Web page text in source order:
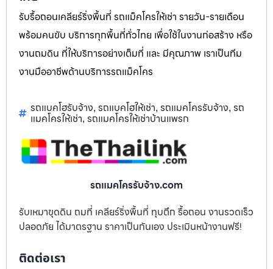
รับรื้อถอนเคลียร์ริ่งพื้นที่ รถแม็คโครให้เช่า รายวัน-รายเดือน
พร้อมคนขับ บริการทุกพื้นที่ทั่วไทย เพื่อใช้ในงานก่อสร้าง หรือ
งานถมดิน ที่ให้บริการอย่างเต็มที่ และ มีคุณภาพ เราเป็นทีม
งานมืออาชีพด้านบริการรถแม็คโคร
รถแบคโฮรับจ้าง, รถแบคโฮให้เช่า, รถแมคโครรับจ้าง, รถ
แมคโครให้เช่า, รถแมคโครให้เช่าบ้านแพรก
รถแมคโครรับจ้าง.com
รับเหมาขุดดิน ถมที่ เคลียร์ริ่งพื้นที่ ทุบตึก รื้อถอน งานรวดเร็ว
ปลอดภัย ได้มาตรฐาน ราคาเป็นกันเอง ประเมินหน้างานฟรี!
ติดต่อเรา